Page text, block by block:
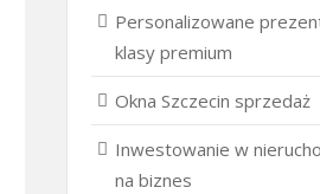
Personalizowane
klasy premium
Okna Szczecin sprzedaż
Inwestowanie w
na biznes